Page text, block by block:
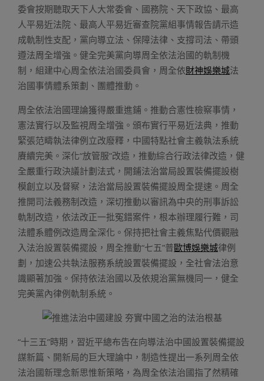
委會按期聽取天下人大常委會、國務院、天下政協、最高
人平易近法院、最高人平易近審查院黨組事情報告請示造
成軌制性支配，黨向導立法、保障法律、支撐司法、帶頭
遵法周全增強。健全完美黨向導周全依法治國的軌制機
制，組建中心周全依法治國委員會，周全依財神娛樂城法
治國事情體系策劃、團體推動。
周全依法治國理論獲得嚴重進鋪。推動合憲性檢察事情，
憲法實行以及監視周全增強。頒布實行平易近法典，推動
緊張范疇執法律例立改廢釋，中國特點社會主義執法系統
賡續完美。深化“放管服”改造，推動綜合行政法律改造，健
全嚴重行政決議計劃法式，開鋪法治當局設置裝備擺設樹
模創立以及督察，法治當局設置裝備擺設周全提速。周全
推開司法義務制改造，深切推動以審訊為中央的刑事訴訟
軌制改造，依法改正一批冤錯案件，根本辦理履行難，司
法體系體例改造周全深化。保持把社會主義焦點代價觀融
入法治設置裝備擺設，周全推動“七五”普歐博娛樂城律例
劃，加速公共執法服務系統設置裝備擺設，全社會法治意
識顯著加強。保持依法治國以及依規治黨無機同一，健全
完美黨內律例軌制系統。
“十三五”時期，習近平總布告在向導法治中國設置裝備擺設
謀新篇、開新局的巨大理論中，制造性提出一系列周全依
法治國新理念新思惟新策略，為周全依法治國指了然精確